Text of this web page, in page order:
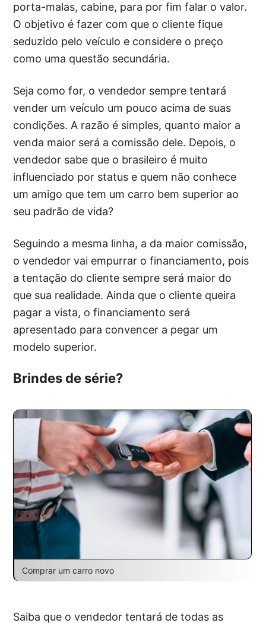
porta-malas, cabine, para por fim falar o valor.
O objetivo é fazer com que o cliente fique
seduzido pelo veículo e considere o preço
como uma questão secundária.
Seja como for, o vendedor sempre tentará
vender um veículo um pouco acima de suas
condições. A razão é simples, quanto maior a
venda maior será a comissão dele. Depois, o
vendedor sabe que o brasileiro é muito
influenciado por status e quem não conhece
um amigo que tem um carro bem superior ao
seu padrão de vida?
Seguindo a mesma linha, a da maior comissão,
o vendedor vai empurrar o financiamento, pois
a tentação do cliente sempre será maior do
que sua realidade. Ainda que o cliente queira
pagar a vista, o financiamento será
apresentado para convencer a pegar um
modelo superior.
Brindes de série?
Comprar um carro novo
Saiba que o vendedor tentará de todas as